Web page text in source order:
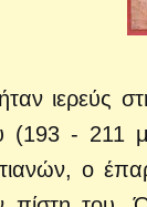
ιερεύς
(193 -
ο